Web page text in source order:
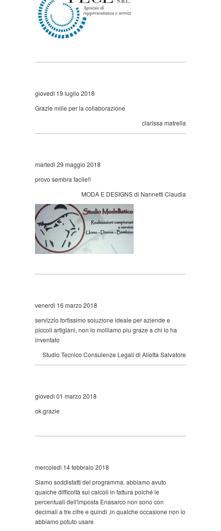
giovedì 19 luglio 2018
Grazie mille per la collaborazione
clarissa matrella
martedì 29 maggio 2018
provo sembra facile!!
MODA E DESIGNS di Nannetti Claudia
venerdì 16 marzo 2018
servizzio fortissimo soluzione ideale per aziende e
piccoli artigiani, non lo molliamo piu graze a chi lo ha
inventato
Studio Tecnico Consulenze Legali di Aliotta Salvatore
giovedì 01 marzo 2018
ok.grazie
mercoledì 14 febbraio 2018
Siamo soddisfatti del programma. abbiamo avuto
qualche difficoltà sui calcoli in fattura poiché le
percentuali dell'imposta Enasarco non sono con
decimali a tre cifre e quindi ,in qualche occasione non lo
abbiamo potuto usare